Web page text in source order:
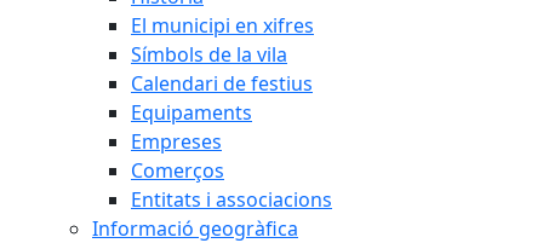
El municipi en xifres
Símbols de la vila
Calendari de festius
Equipaments
Empreses
Comerços
Entitats i associacions
Informació geogràfica